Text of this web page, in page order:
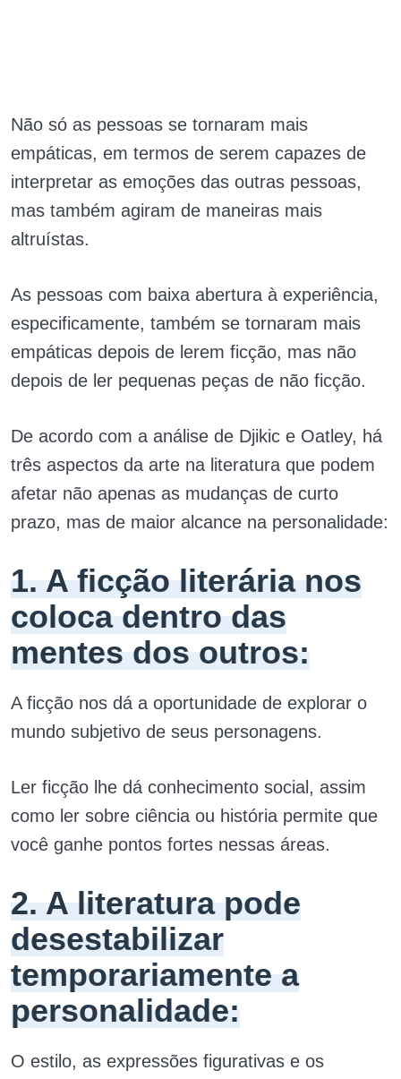
Não só as pessoas se tornaram mais
empáticas, em termos de serem capazes de
interpretar as emoções das outras pessoas,
mas também agiram de maneiras mais
altruístas.
As pessoas com baixa abertura à experiência,
especificamente, também se tornaram mais
empáticas depois de lerem ficção, mas não
depois de ler pequenas peças de não ficção.
De acordo com a análise de Djikic e Oatley, há
três aspectos da arte na literatura que podem
afetar não apenas as mudanças de curto
prazo, mas de maior alcance na personalidade:
1. A ficção literária nos
coloca dentro das
mentes dos outros:
A ficção nos dá a oportunidade de explorar o
mundo subjetivo de seus personagens.
Ler ficção lhe dá conhecimento social, assim
como ler sobre ciência ou história permite que
você ganhe pontos fortes nessas áreas.
2. A literatura pode
desestabilizar
temporariamente a
personalidade:
O estilo, as expressões figurativas e os